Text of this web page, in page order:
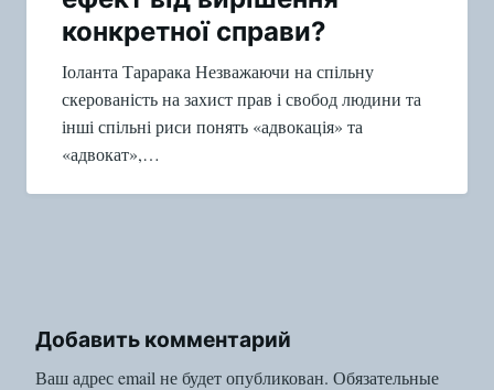
конкретної справи?
Іоланта Тарарака Незважаючи на спільну
скерованість на захист прав і свобод людини та
інші спільні риси понять «адвокація» та
«адвокат»,…
Добавить комментарий
Ваш адрес email не будет опубликован. Обязательные